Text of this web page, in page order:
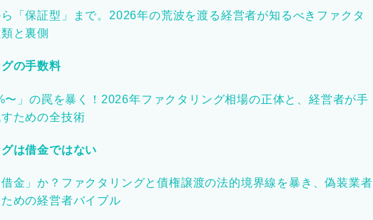
ら「保証型」まで。2026年の荒波を渡る経営者が知るべきファクタ
と裏側
の手数料
〜」の罠を暴く！2026年ファクタリング相場の正体と、経営者が手
ための全技術
は借金ではない
借金」か？ファクタリングと債権譲渡の法的境界線を暴き、偽装業者
めの経営者バイブル